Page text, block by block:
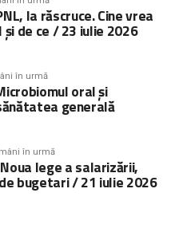
la răscruce. Cine vrea
de ce / 23 iulie 2026
în urmă
oral și
generală
în urmă
lege a salarizării,
bugetari / 21 iulie 2026